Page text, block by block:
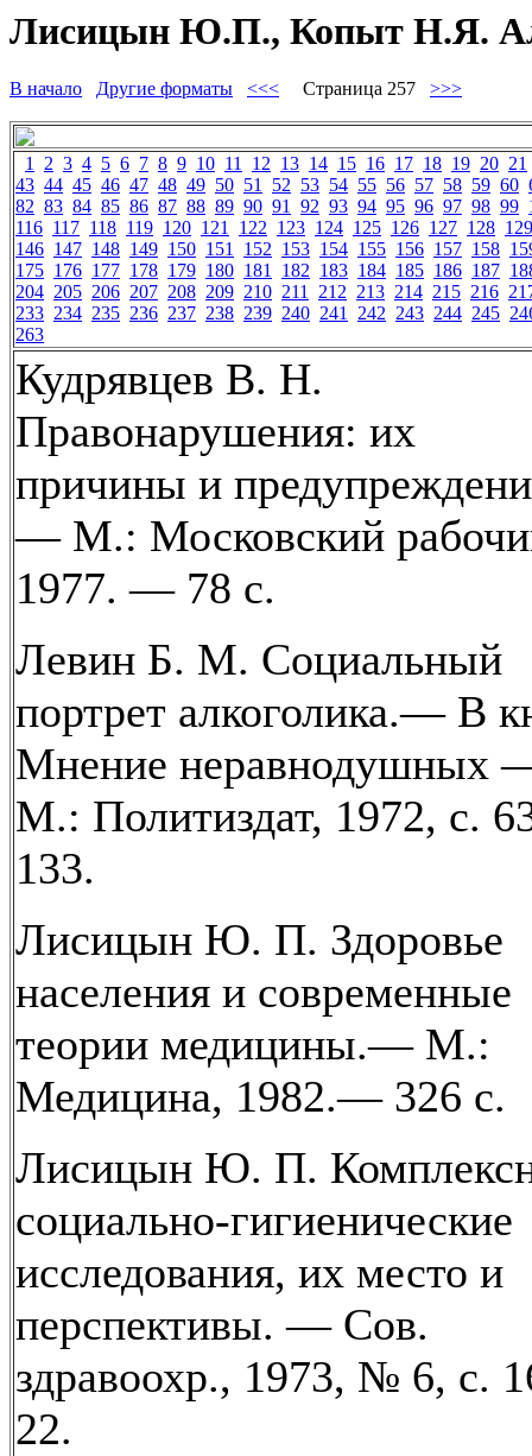
Лисицын Ю.П., Копыт Н.Я.
В начало Другие форматы <<< Страница 257 >>>
1 2 3 4 5 6 7 8 9 10 11 12 13 14 15 16 17 18 19 20 21
43 44 45 46 47 48 49 50 51 52 53 54 55 56 57 58 59 60
82 83 84 85 86 87 88 89 90 91 92 93 94 95 96 97 98 99
116 117 118 119 120 121 122 123 124 125 126 127 128 129
146 147 148 149 150 151 152 153 154 155 156 157 158
175 176 177 178 179 180 181 182 183 184 185 186 187
204 205 206 207 208 209 210 211 212 213 214 215 216
233 234 235 236 237 238 239 240 241 242 243 244 245
263
Кудрявцев В. Н.
Правонарушения: их
причины и
— М.: Московский
1977. — 78 с.
Левин Б. М. Социальный
портрет алкоголика.— В
Мнение неравнодушных
М.: Политиздат, 1972, с.
133.
Лисицын Ю. П. Здоровье
населения и современные
теории медицины.— М.:
Медицина, 1982.— 326 с.
Лисицын Ю. П.
социально-гигиенические
исследования, их место и
перспективы. — Сов.
здравоохр., 1973, № 6, с.
22.